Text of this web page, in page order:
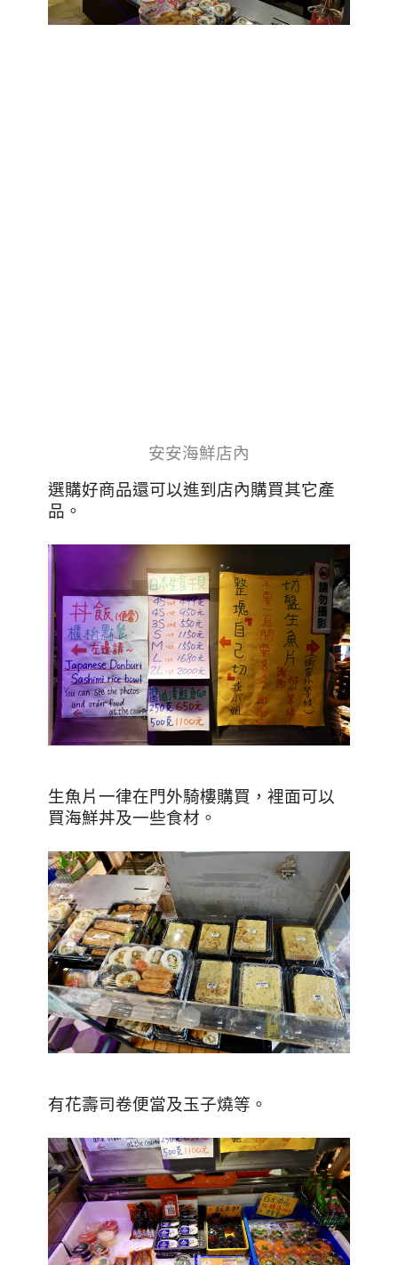
安安海鮮店內
選購好商品還可以進到店內購買其它產
品。
生魚片一律在門外騎樓購買，裡面可以
買海鮮丼及一些食材。
有花壽司卷便當及玉子燒等。